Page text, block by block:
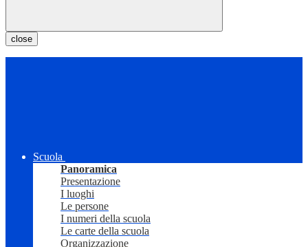
close
Scuola
Panoramica
Presentazione
I luoghi
Le persone
I numeri della scuola
Le carte della scuola
Organizzazione